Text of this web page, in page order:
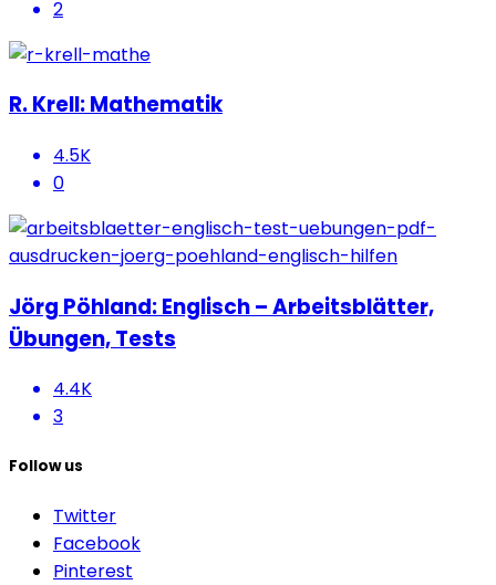
2
R. Krell: Mathematik
4.5K
0
Jörg Pöhland: Englisch – Arbeitsblätter,
Übungen, Tests
4.4K
3
Follow us
Twitter
Facebook
Pinterest